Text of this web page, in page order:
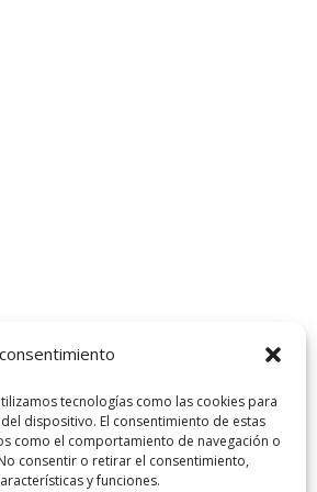
tecnologías como las cookies para
dispositivo. El consentimiento de estas
como el comportamiento de navegación o
consentir o retirar el consentimiento,
y funciones.